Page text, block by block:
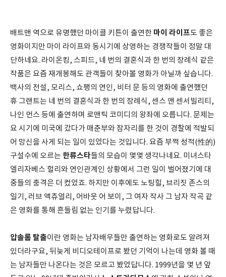
배트맨 역으로 유명했던 마이클 키튼이 출연한 마이 라이프도 좋은
영화이지만 마이 라이프와 동시기에 상영하는 경쟁작들이 정말 대
단하네요. 라이온킹, 스피드, 네 번의 결혼식과 한 번의 장례식 같은
작품은 요즘 재개봉해도 관객들이 찾아볼 영화가 아닐까 싶습니다.
백사의 전설, 모리스, 쇼팽의 연인, 비터 문 등의 영화에 출연했던
휴 그랜트는 네 번의 결혼식과 한 번의 장례식, 센스 앤 센서빌리티,
나인 먼스 등에 출연하며 로맨틱 코미디의 왕좌에 오릅니다. 문제는
요 시기에 미국에 갔다가 매춘부와 잠자리를 한 것이 경찰에 적발되
어 망신을 사게 되는 일이 있었다는 것입니다. 요즘 부쩍 성적(性的)
구설수에 오르는 한류스타들의 모습이 몇몇 생각나네요. 미녀스타
엘리자베스 헐리와 연인관계인 상황에서 그런 일이 벌어졌기에 대
중들의 충격은 더 컸었죠. 하지만 이후에도 노팅힐, 브리짓 존스의
일기, 러브 액츄얼리, 어바웃 어 보이, 그 여자 작사 그 남자 작곡 같
은 영화를 통해 흔들림 없는 인기를 누렸답니다.
압솔롬 탈출이란 영화는 남자배우들만 출연하는 영화로도 알려져
있더라구요, 뒤늦게 비디오테이프로 봤던 기억이 나는데 영화 볼 때
는 남자들만 나온다는 것은 모르고 봤었답니다. 1999년을 몇 년 앞